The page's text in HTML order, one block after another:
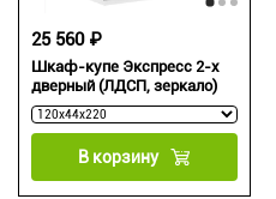
Шкаф-купе Экспресс 2-х
дверный (ЛДСП, зеркало)
25 560 ₽
В корзину